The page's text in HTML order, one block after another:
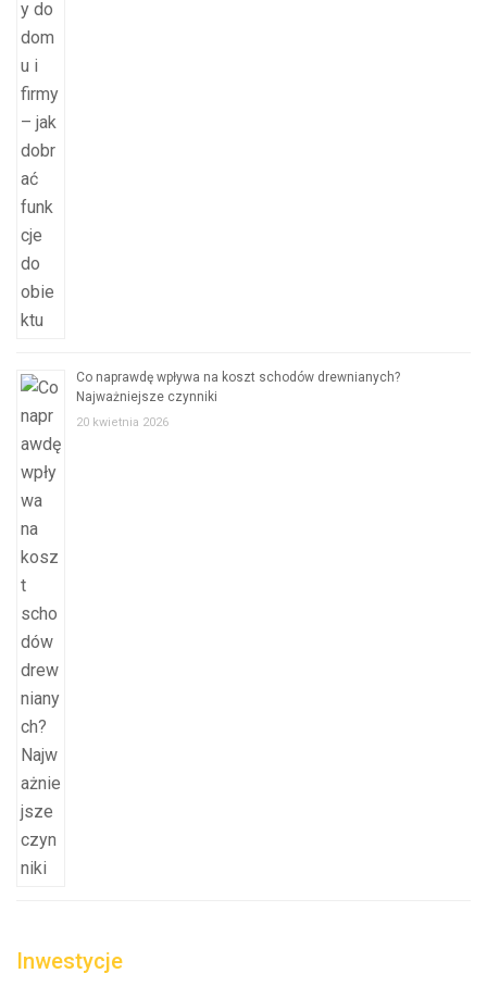
Co naprawdę wpływa na koszt schodów drewnianych?
Najważniejsze czynniki
20 kwietnia 2026
Inwestycje